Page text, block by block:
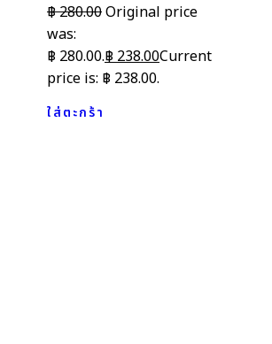
฿280.00Original price
was:
฿ 280.00.฿ 238.00Current
price is: ฿ 238.00.
ใส่ตะกร้า